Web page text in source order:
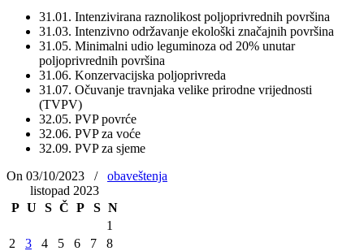
31.01. Intenzivirana raznolikost poljoprivrednih površina
31.03. Intenzivno održavanje ekološki značajnih površina
31.05. Minimalni udio leguminoza od 20% unutar
poljoprivrednih površina
31.06. Konzervacijska poljoprivreda
31.07. Očuvanje travnjaka velike prirodne vrijednosti
(TVPV)
32.05. PVP povrće
32.06. PVP za voće
32.09. PVP za sjeme
On 03/10/2023
/
obaveštenja
listopad 2023
P U S Č P S N
1
2
3 4 5 6 7
8